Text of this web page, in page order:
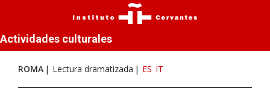
Actividades culturales
ROMA Lectura dramatizada ES IT